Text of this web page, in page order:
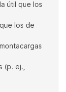
útil que los
los de
(p. ej.,